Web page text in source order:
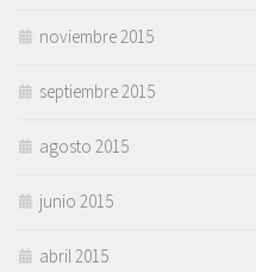
noviembre 2015
septiembre 2015
agosto 2015
junio 2015
abril 2015